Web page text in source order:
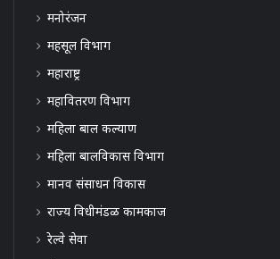
मनोरंजन
महसूल विभाग
महाराष्ट्र
महावितरण विभाग
महिला बाल कल्याण
महिला बालविकास विभाग
मानव संसाधन विकास
राज्य विधीमंडळ कामकाज
रेल्वे सेवा